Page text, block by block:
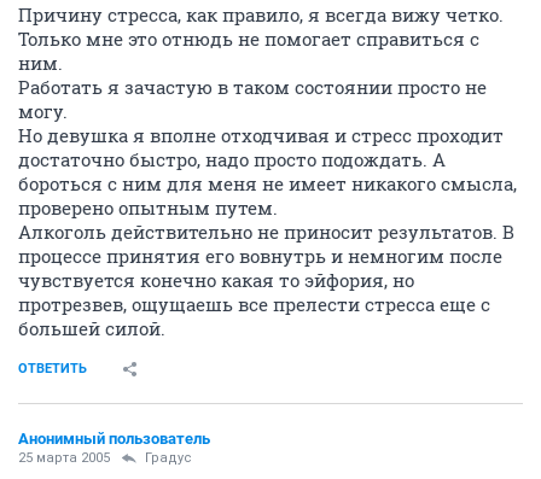
Причину стресса, как правило, я всегда вижу четко.
Только мне это отнюдь не помогает справиться с
ним.
Работать я зачастую в таком состоянии просто не
могу.
Но девушка я вполне отходчивая и стресс проходит
достаточно быстро, надо просто подождать. А
бороться с ним для меня не имеет никакого смысла,
проверено опытным путем.
Алкоголь действительно не приносит результатов. В
процессе принятия его вовнутрь и немногим после
чувствуется конечно какая то эйфория, но
протрезвев, ощущаешь все прелести стресса еще с
большей силой.
ОТВЕТИТЬ
Анонимный пользователь
25 марта 2005 Градус